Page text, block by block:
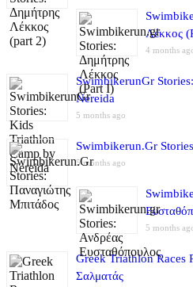
Λέκκος
4 months
SwimbikerunGr
Nereida
5 months ago
Swimbikerun.Gr
5 months ago
5 months
Greek Triathlon Races
Σαλματάς